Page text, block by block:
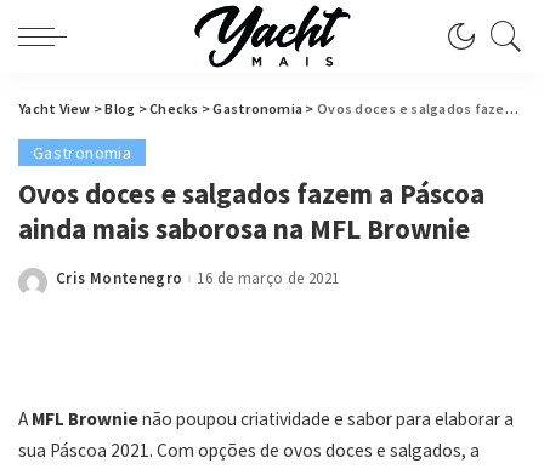
Yacht View >Blog >Checks >Gastronomia > Ovos doces e salgados fazem a Páscoa ainda mais saborosa na MFL Brownie
Gastronomia
Ovos doces e salgados fazem a Páscoa
ainda mais saborosa na MFL Brownie
Posted
Cris Montenegro 16 de março de 2021
AMFL Brownienão poupou criatividade e sabor para elaborar a
sua Páscoa 2021. Com opções de ovos doces e salgados, a